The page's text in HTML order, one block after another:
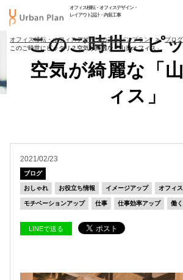
オフィス移転・オフィスデザイン・
レイアウト設計・内装工事
オフィス移転・オフィスデザインのアーバンプラン
ブログ
このご時世にピッタリ？空気が綺麗な「山奥オフィス」
このご時世にピ
空気が綺麗な「
ィス」
2021/02/23
ブログ
おしゃれ お役立ち情報 イメージアップ オフィ
モチベーションアップ 仕事 仕事効率アップ 働
LINEで送る